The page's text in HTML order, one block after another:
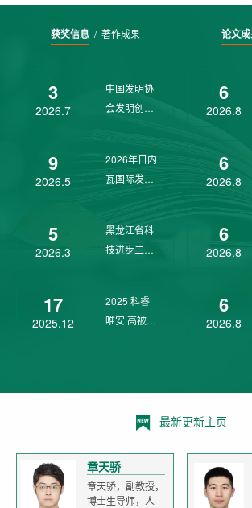
获奖信息/ 著作成果
3
2026.7
中国发明协
会发明创业
9
2026.5
2026年日内
瓦国际发明
5
2026.3
黑龙江省科
技进步二等
17
2025.12
2025 科睿
唯安 高被引
论文
6
2026.8
6
2026.8
6
2026.8
6
2026.8
最新更新主页
章天骄
章天骄，副教授，
博士生导师，人